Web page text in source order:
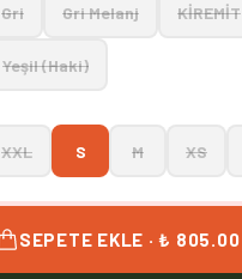
Gri Gri Melanj KİREMİT
Yeşil (Haki)
XXL S M XS
SEPETE EKLE · ₺ 805.00